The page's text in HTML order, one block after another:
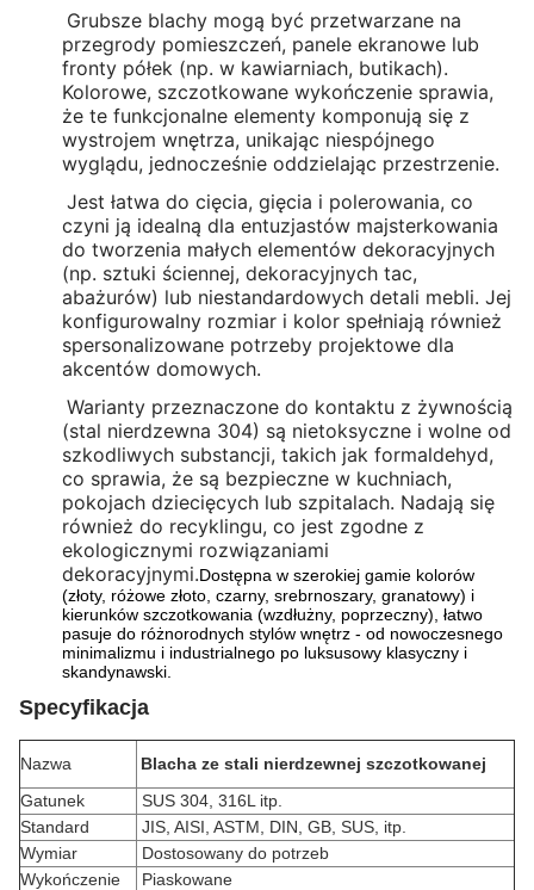
Grubsze blachy mogą być przetwarzane na
przegrody pomieszczeń, panele ekranowe lub
fronty półek (np. w kawiarniach, butikach).
Kolorowe, szczotkowane wykończenie sprawia,
że te funkcjonalne elementy komponują się z
wystrojem wnętrza, unikając niespójnego
wyglądu, jednocześnie oddzielając przestrzenie.
Jest łatwa do cięcia, gięcia i polerowania, co
czyni ją idealną dla entuzjastów majsterkowania
do tworzenia małych elementów dekoracyjnych
(np. sztuki ściennej, dekoracyjnych tac,
abażurów) lub niestandardowych detali mebli. Jej
konfigurowalny rozmiar i kolor spełniają również
spersonalizowane potrzeby projektowe dla
akcentów domowych.
Warianty przeznaczone do kontaktu z żywnością
(stal nierdzewna 304) są nietoksyczne i wolne od
szkodliwych substancji, takich jak formaldehyd,
co sprawia, że są bezpieczne w kuchniach,
pokojach dziecięcych lub szpitalach. Nadają się
również do recyklingu, co jest zgodne z
ekologicznymi rozwiązaniami
dekoracyjnymi.Dostępna w szerokiej gamie kolorów
(złoty, różowe złoto, czarny, srebrnoszary, granatowy) i
kierunków szczotkowania (wzdłużny, poprzeczny), łatwo
pasuje do różnorodnych stylów wnętrz - od nowoczesnego
minimalizmu i industrialnego po luksusowy klasyczny i
skandynawski.
Specyfikacja
Nazwa
Blacha ze stali nierdzewnej szczotkowanej
Gatunek
SUS 304, 316L itp.
Standard
JIS, AISI, ASTM, DIN, GB, SUS, itp.
Wymiar
Dostosowany do potrzeb
Wykończenie
Piaskowane